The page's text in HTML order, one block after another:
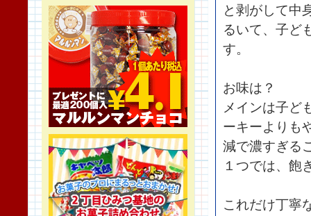
と剥がして中
るいて、子ど
す。
お味は？
メインは子ど
ーキーよりも
減で濃すぎる
１つでは、飽
これだけ丁寧